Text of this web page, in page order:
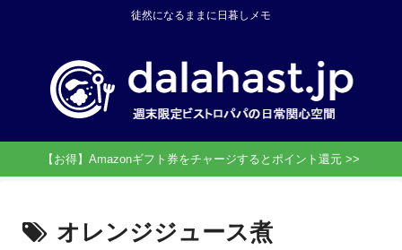
徒然になるままに日暮しメモ
【お得】Amazonギフト券をチャージするとポイント還元 >>
オレンジジュース煮